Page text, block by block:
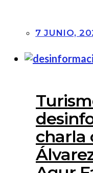
7 JUNIO,
charla